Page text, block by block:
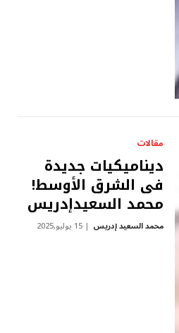
مقالات
ديناميكيات جديدة
فى الشرق الأوسط!
محمد السعيدإدريس
محمد السعيد إدريس 15 يوليو,2025